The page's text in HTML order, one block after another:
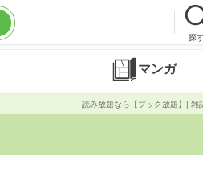
探
マンガ
読み放題なら【ブック放題】| 雑